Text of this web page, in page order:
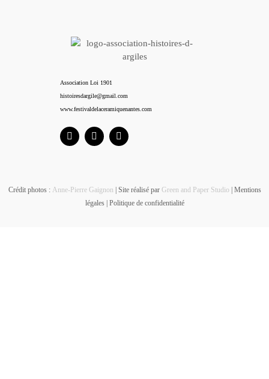
Association Loi 1901
histoiresdargile@gmail.com
www.festivaldelaceramiquenantes.com
Crédit photos : Anne-Pierre Gaignon | Site réalisé par Green and Paper Studio| Mentions
légales| Politique de confidentialité